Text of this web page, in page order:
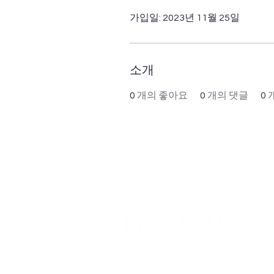
가입일: 2023년 11월 25일
소개
0 개의 좋아요 0 개의 댓글 0